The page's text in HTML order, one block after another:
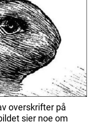
overskrifter på
sier noe om